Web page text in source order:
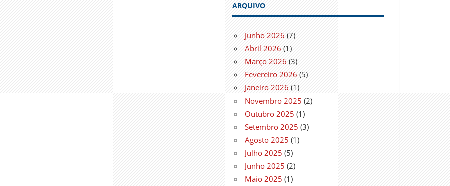
ARQUIVO
Junho 2026 (7)
Abril 2026 (1)
Março 2026 (3)
Fevereiro 2026 (5)
Janeiro 2026 (1)
Novembro 2025 (2)
Outubro 2025 (1)
Setembro 2025 (3)
Agosto 2025 (1)
Julho 2025 (5)
Junho 2025 (2)
Maio 2025 (1)